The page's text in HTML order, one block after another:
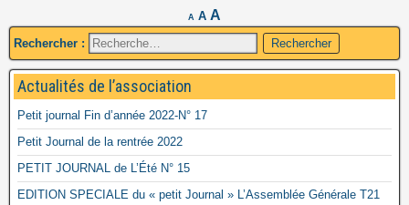
A A A
Rechercher :
Actualités de l’association
Petit journal Fin d’année 2022-N° 17
Petit Journal de la rentrée 2022
PETIT JOURNAL de L’Été N° 15
EDITION SPECIALE du « petit Journal » L’Assemblée Générale T21